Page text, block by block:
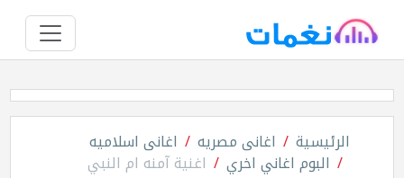
الرئيسية اغانى مصريه اغانى اسلاميه
البوم اغاني اخري اغنية آمنه ام النبي